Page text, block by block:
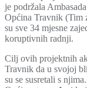
je podržala
Općina Travnik (Tim
su sve 34 mjesne
koruptivnih radnji.
Cilj ovih projektnih
Travnik da u svojoj
su se susretali s